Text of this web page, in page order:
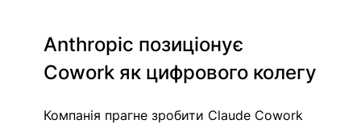
Anthropic позиціонує
Cowork як цифрового колегу
Компанія прагне зробити Claude Cowork